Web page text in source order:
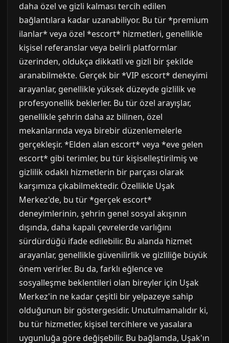
daha özel ve gizli kalması tercih edilen
bağlantılara kadar uzanabiliyor. Bu tür *premium
ilanlar* veya özel *escort* hizmetleri, genellikle
kişisel referanslar veya belirli platformlar
üzerinden, oldukça dikkatli ve gizli bir şekilde
aranabilmekte. Gerçek bir *VIP escort* deneyimi
arayanlar, genellikle yüksek düzeyde gizlilik ve
profesyonellik beklerler. Bu tür özel arayışlar,
genellikle şehrin daha az bilinen, özel
mekanlarında veya birebir düzenlemelerle
gerçekleşir. *Elden alan escort* veya *eve gelen
escort* gibi terimler, bu tür kişiselleştirilmiş ve
gizlilik odaklı hizmetlerin bir parçası olarak
karşımıza çıkabilmektedir. Özellikle Uşak
Merkez'de, bu tür *gerçek escort*
deneyimlerinin, şehrin genel sosyal akışının
dışında, daha kapalı çevrelerde varlığını
sürdürdüğü ifade edilebilir. Bu alanda hizmet
arayanlar, genellikle güvenilirlik ve gizliliğe büyük
önem verirler. Bu da, farklı eğlence ve
sosyalleşme beklentileri olan bireyler için Uşak
Merkez'in ne kadar çeşitli bir yelpazeye sahip
olduğunun bir göstergesidir. Unutulmamalıdır ki,
bu tür hizmetler, kişisel tercihlere ve yasalara
uygunluğa göre değişebilir. Bu bağlamda, Uşak'ın